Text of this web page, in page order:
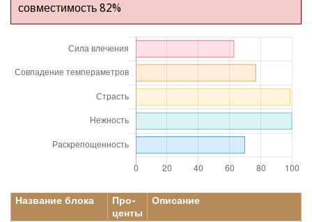
совместимость 82%
Название блока
Про-
центы
Описание